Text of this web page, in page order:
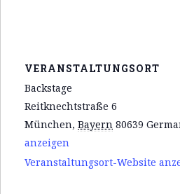
VERANSTALTUNGSORT
Backstage
Reitknechtstraße 6
München, Bayern 80639
anzeigen
Veranstaltungsort-Website